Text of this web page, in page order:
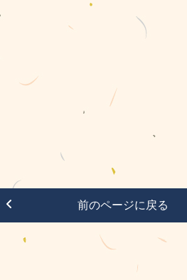
前のページに戻る